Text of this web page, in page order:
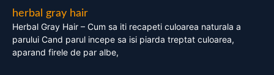
herbal gray hair
Herbal Gray Hair – Cum sa iti recapeti culoarea naturala a
parului Cand parul incepe sa isi piarda treptat culoarea,
aparand firele de par albe,